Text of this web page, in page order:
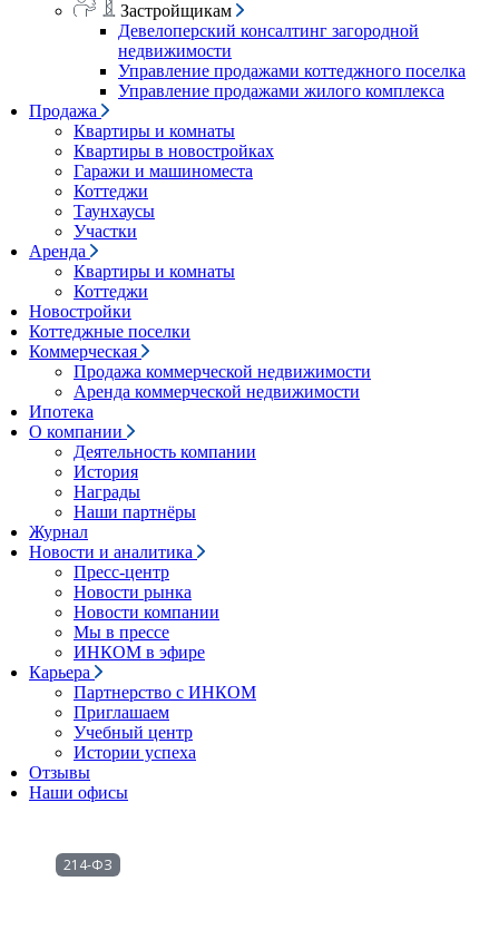
Застройщикам
Девелоперский консалтинг загородной
недвижимости
Управление продажами коттеджного поселка
Управление продажами жилого комплекса
Продажа
Квартиры и комнаты
Квартиры в новостройках
Гаражи и машиноместа
Коттеджи
Таунхаусы
Участки
Аренда
Квартиры и комнаты
Коттеджи
Новостройки
Коттеджные поселки
Коммерческая
Продажа коммерческой недвижимости
Аренда коммерческой недвижимости
Ипотека
О компании
Деятельность компании
История
Награды
Наши партнёры
Журнал
Новости и аналитика
Пресс-центр
Новости рынка
Новости компании
Мы в прессе
ИНКОМ в эфире
Карьера
Партнерство с ИНКОМ
Приглашаем
Учебный центр
Истории успеха
Отзывы
Наши офисы
214-ФЗ